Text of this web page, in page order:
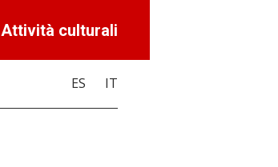
Attività culturali
ES IT